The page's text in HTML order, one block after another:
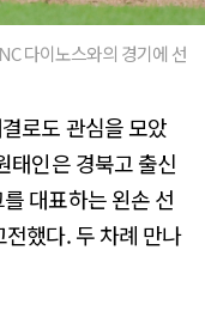
다이노스와의 경기에 선
로도 관심을 모았
태인은 경북고 출신
대표하는 왼손 선
했다. 두 차례 만나